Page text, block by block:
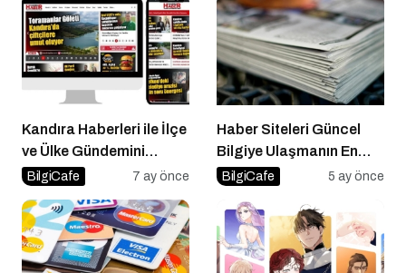
Kandıra Haberleri ile İlçe
ve Ülke Gündemini
Yakından Takip Edin
BilgiCafe 7 ay önce
Haber Siteleri Güncel
Bilgiye Ulaşmanın En
Hızlı Yolu
BilgiCafe 5 ay önce